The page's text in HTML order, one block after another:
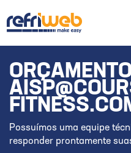
Possuímos uma equipe
responder prontamente